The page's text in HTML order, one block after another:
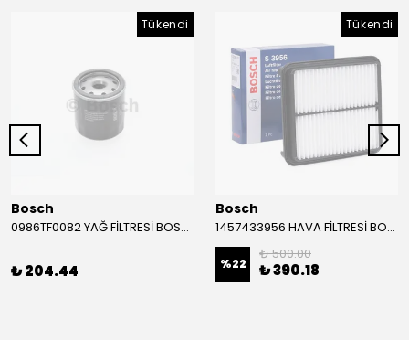
Tükendi
Bosch
0986TF0082 YAĞ FİLTRESİ BOSCH
₺ 204.44
Tükendi
Bosch
1457433956 HAVA FİLTRESİ BOSCH
%22
₺ 500.00
₺ 390.18